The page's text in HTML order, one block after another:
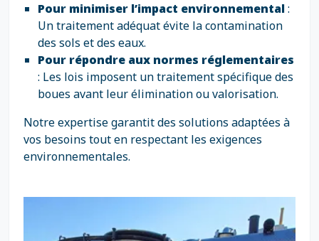
Pour minimiser l’impact environnemental:
Un traitement adéquat évite la contamination
des sols et des eaux.
Pour répondre aux normes réglementaires
: Les lois imposent un traitement spécifique des
boues avant leur élimination ou valorisation.
Notre expertise garantit des solutions adaptées à
vos besoins tout en respectant les exigences
environnementales.